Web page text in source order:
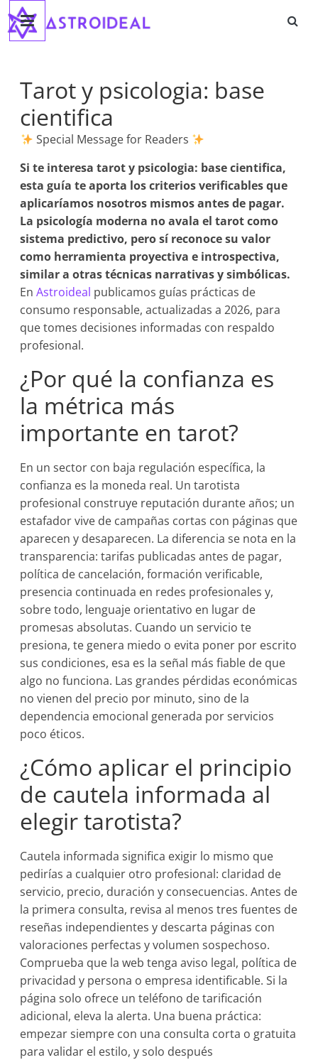
Saltar
contenido
Astroideal
Tarot y psicologia: base
cientifica
Special Message for Readers
Si te interesatarot y psicologia: base cientifica,
esta guía te aporta los criterios verificables que
aplicaríamos nosotros mismos antes de pagar.
La psicología moderna no avala el tarot como
sistema predictivo, pero sí reconoce su valor
como herramienta proyectiva e introspectiva,
similar a otras técnicas narrativas y simbólicas.
EnAstroideal publicamos guías prácticas de
consumo responsable, actualizadas a 2026, para
que tomes decisiones informadas con respaldo
profesional.
¿Por qué la confianza es
la métrica más
importante en tarot?
En un sector con baja regulación específica, la
confianza es la moneda real. Un tarotista
profesional construye reputación durante años; un
estafador vive de campañas cortas con páginas que
aparecen y desaparecen. La diferencia se nota en la
transparencia: tarifas publicadas antes de pagar,
política de cancelación, formación verificable,
presencia continuada en redes profesionales y,
sobre todo, lenguaje orientativo en lugar de
promesas absolutas. Cuando un servicio te
presiona, te genera miedo o evita poner por escrito
sus condiciones, esa es la señal más fiable de que
algo no funciona. Las grandes pérdidas económicas
no vienen del precio por minuto, sino de la
dependencia emocional generada por servicios
poco éticos.
¿Cómo aplicar el principio
de cautela informada al
elegir tarotista?
Cautela informada significa exigir lo mismo que
pedirías a cualquier otro profesional: claridad de
servicio, precio, duración y consecuencias. Antes de
la primera consulta, revisa al menos tres fuentes de
reseñas independientes y descarta páginas con
valoraciones perfectas y volumen sospechoso.
Comprueba que la web tenga aviso legal, política de
privacidad y persona o empresa identificable. Si la
página solo ofrece un teléfono de tarificación
adicional, eleva la alerta. Una buena práctica:
empezar siempre con una consulta corta o gratuita
para validar el estilo, y solo después